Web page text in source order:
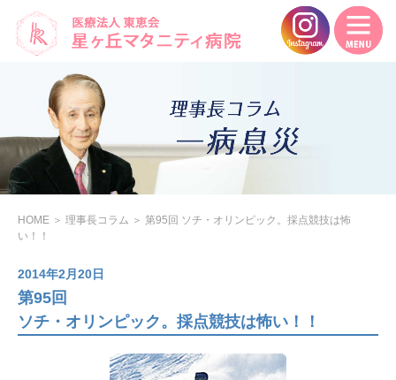
HOME ＞ 理事長コラム ＞ 第95回 ソチ・オリンピック。採点競技は怖
い！！
2014年2月20日
第95回
ソチ・オリンピック。採点競技は怖い！！